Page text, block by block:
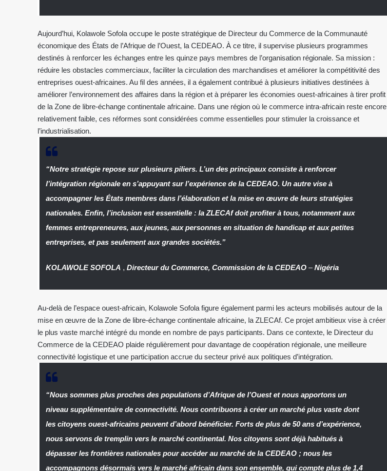
Aujourd’hui, Kolawole Sofola occupe le poste stratégique de Directeur du Commerce de la Communauté
économique des États de l’Afrique de l’Ouest, la CEDEAO. À ce titre, il supervise plusieurs programmes
destinés à renforcer les échanges entre les quinze pays membres de l’organisation régionale. Sa mission :
réduire les obstacles commerciaux, faciliter la circulation des marchandises et améliorer la compétitivité des
entreprises ouest-africaines. Au fil des années, il a également contribué à plusieurs initiatives destinées à
améliorer l’environnement des affaires dans la région et à préparer les économies ouest-africaines à tirer profit
de la Zone de libre-échange continentale africaine. Dans une région où le commerce intra-africain reste encore
relativement faible, ces réformes sont considérées comme essentielles pour stimuler la croissance et
l’industrialisation.
“Notre stratégie repose sur plusieurs piliers. L’un des principaux consiste à renforcer
l’intégration régionale en s’appuyant sur l’expérience de la CEDEAO. Un autre vise à
accompagner les États membres dans l’élaboration et la mise en œuvre de leurs stratégies
nationales. Enfin, l’inclusion est essentielle : la ZLECAf doit profiter à tous, notamment aux
femmes entrepreneures, aux jeunes, aux personnes en situation de handicap et aux petites
entreprises, et pas seulement aux grandes sociétés.”
KOLAWOLE SOFOLA ,Directeur du Commerce, Commission de la CEDEAO –Nigéria
Au-delà de l’espace ouest-africain, Kolawole Sofola figure également parmi les acteurs mobilisés autour de la
mise en œuvre de la Zone de libre-échange continentale africaine, la ZLECAf. Ce projet ambitieux vise à créer
le plus vaste marché intégré du monde en nombre de pays participants. Dans ce contexte, le Directeur du
Commerce de la CEDEAO plaide régulièrement pour davantage de coopération régionale, une meilleure
connectivité logistique et une participation accrue du secteur privé aux politiques d’intégration.
“Nous sommes plus proches des populations d’Afrique de l’Ouest et nous apportons un
niveau supplémentaire de connectivité. Nous contribuons à créer un marché plus vaste dont
les citoyens ouest-africains peuvent d’abord bénéficier. Forts de plus de 50 ans d’expérience,
nous servons de tremplin vers le marché continental. Nos citoyens sont déjà habitués à
dépasser les frontières nationales pour accéder au marché de la CEDEAO ; nous les
accompagnons désormais vers le marché africain dans son ensemble, qui compte plus de 1,4